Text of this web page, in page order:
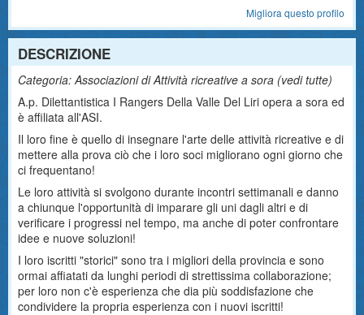
Migliora questo profilo
DESCRIZIONE
Categoria: Associazioni di Attività ricreative a sora (vedi tutte)
A.p. Dilettantistica I Rangers Della Valle Del Liri opera a sora ed
è affiliata all'ASI.
Il loro fine è quello di insegnare l'arte delle attività ricreative e di
mettere alla prova ciò che i loro soci migliorano ogni giorno che
ci frequentano!
Le loro attività si svolgono durante incontri settimanali e danno
a chiunque l'opportunità di imparare gli uni dagli altri e di
verificare i progressi nel tempo, ma anche di poter confrontare
idee e nuove soluzioni!
I loro iscritti "storici" sono tra i migliori della provincia e sono
ormai affiatati da lunghi periodi di strettissima collaborazione;
per loro non c'è esperienza che dia più soddisfazione che
condividere la propria esperienza con i nuovi iscritti!